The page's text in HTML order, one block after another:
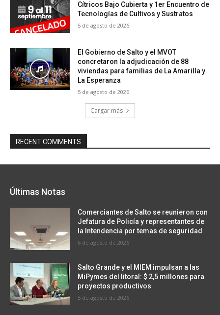
Cítricos Bajo Cubierta y 1er Encuentro de
Tecnologías de Cultivos y Sustratos
5 de agosto de 2026
El Gobierno de Salto y el MVOT
concretaron la adjudicación de 88
viviendas para familias de La Amarilla y
La Esperanza
5 de agosto de 2026
Cargar más
RECENT COMMENTS
Últimas Notas
Comerciantes de Salto se reunieron con
Jefatura de Policía y representantes de
la Intendencia por temas de seguridad
6 de agosto de 2026
Salto Grande y el MIEM impulsan a las
MiPymes del litoral: $ 2,5 millones para
proyectos productivos
5 de agosto de 2026